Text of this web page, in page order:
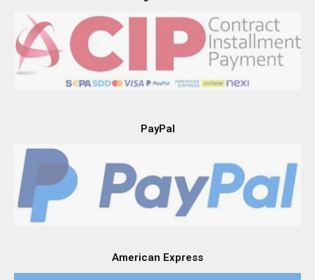
PayPal
American Express